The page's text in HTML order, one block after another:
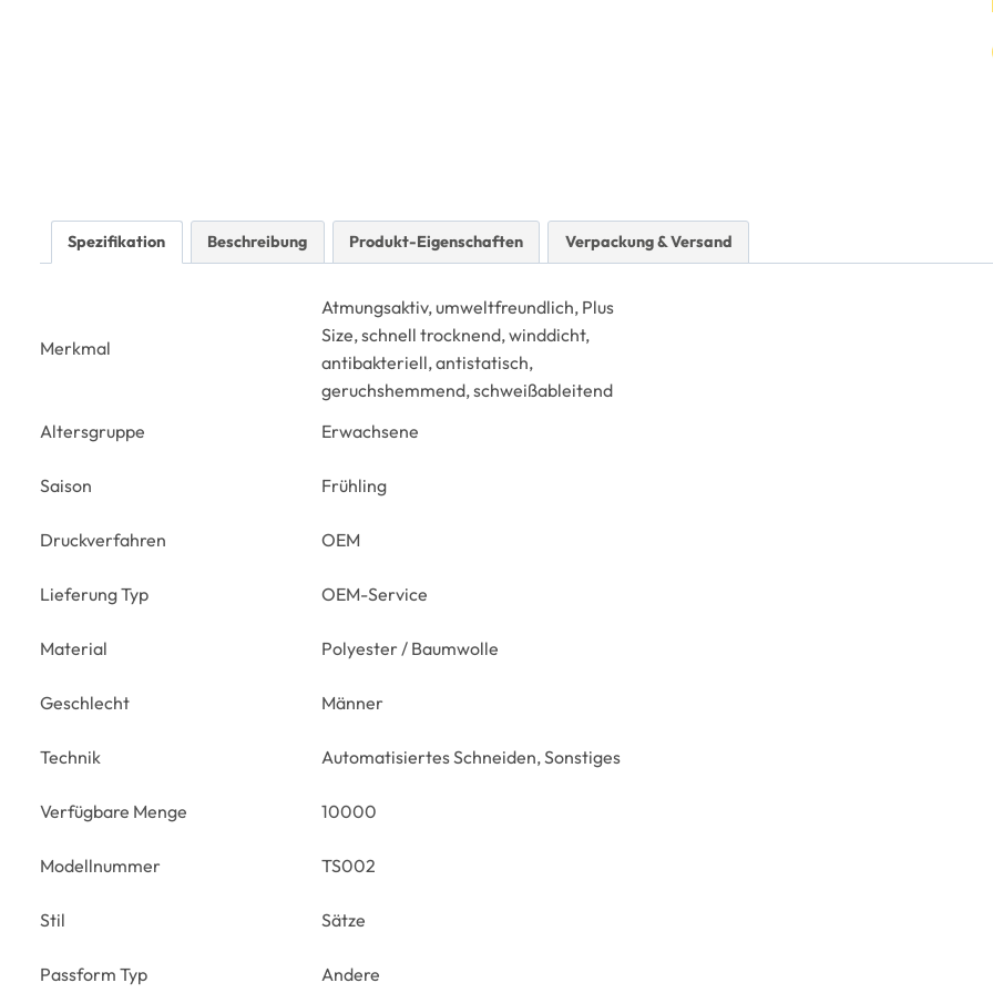
Spezifikation Beschreibung Produkt-Eigenschaften Verpackung & Versand
Merkmal
Atmungsaktiv, umweltfreundlich, Plus
Size, schnell trocknend, winddicht,
antibakteriell, antistatisch,
geruchshemmend, schweißableitend
Altersgruppe
Erwachsene
Saison Frühling
Druckverfahren OEM
Lieferung Typ OEM-Service
Material Polyester / Baumwolle
Geschlecht Männer
Technik Automatisiertes Schneiden, Sonstiges
Verfügbare Menge 10000
Modellnummer TS002
Stil Sätze
Passform Typ Andere